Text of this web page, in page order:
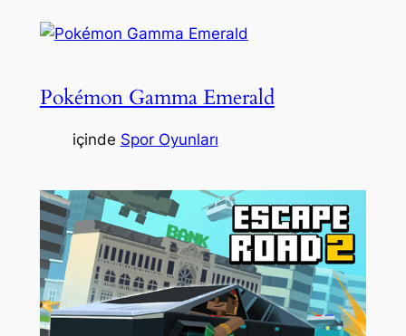
Pokémon Gamma Emerald
içinde Spor Oyunları